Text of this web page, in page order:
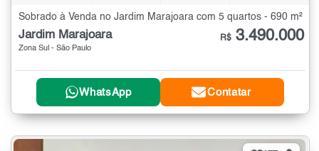
Sobrado à Venda no Jardim Marajoara com 5 quartos - 690 m²
Jardim Marajoara
Zona Sul - São Paulo
R$ 3.490.000
WhatsApp Contatar